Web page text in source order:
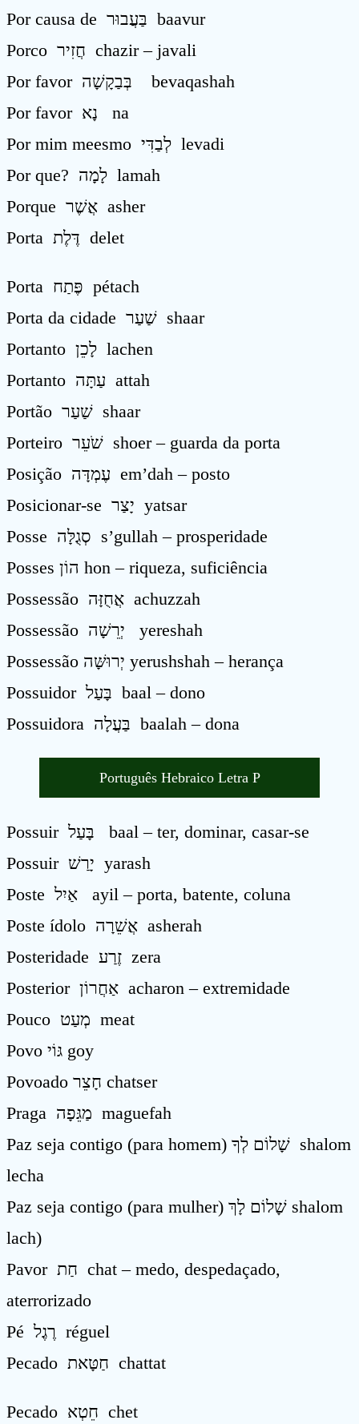
Por causa de בַּעֲבוּר baavur
Porco חֲזִיר chazir – javali
Por favor בְּבַקָשָׁה bevaqashah
Por favor נָא na
Por mim meesmo לְבַדִּי levadi
Por que? לָמָה lamah
Porque אֲשֶׁר asher
Porta דֶּלֶת delet
Porta פֶּתַח pétach
Porta da cidade שַׁעַר shaar
Portanto לָכֵן lachen
Portanto עַתָּה attah
Portão שַׁעַר shaar
Porteiro שֹׁעֵר shoer – guarda da porta
Posição עֶמְדָּה em’dah – posto
Posicionar-se יָצַר yatsar
Posse סְגֻלָּה s’gullah – prosperidade
Posses הוֹן hon – riqueza, suficiência
Possessão אֲחֻזָּה achuzzah
Possessão יְרֵשָׁה yereshah
Possessão יְרוּשָּׁה yerushshah – herança
Possuidor בָּעַל baal – dono
Possuidora בַּעֲלָה baalah – dona
Português Hebraico Letra P
Possuir בָּעַל baal – ter, dominar, casar-se
Possuir יָרַשׁ yarash
Poste אַיִל ayil – porta, batente, coluna
Poste ídolo אֲשֵׁרָה asherah
Posteridade זֶרַע zera
Posterior אַחֲרוֹן acharon – extremidade
Pouco מְעַט meat
Povo גּוֹי goy
Povoado חָצֵר chatser
Praga מַגֵּפָה maguefah
Paz seja contigo (para homem) שָׁלוֹם לְךָ shalom
lecha
Paz seja contigo (para mulher) שָׁלוֹם לָךְ shalom
lach)
Pavor חַת chat – medo, despedaçado,
aterrorizado
Pé רֶגֶל réguel
Pecado חַטָּאת chattat
Pecado חֵטְא chet